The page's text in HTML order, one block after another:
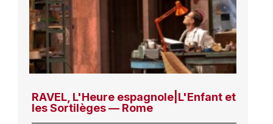
RAVEL, L'Heure espagnole|L'Enfant et
les Sortilèges — Rome